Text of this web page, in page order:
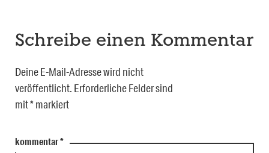
Schreibe einen Kommentar
Deine E-Mail-Adresse wird nicht
veröffentlicht. Erforderliche Felder sind
mit*markiert
kommentar*